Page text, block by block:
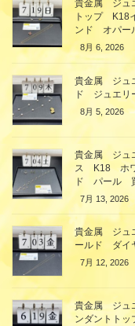
貴金属 ジュ
トップ K18
ンド オパー
8月 6, 2026
貴金属 ジュ
ド ジュエリ
8月 5, 2026
貴金属 ジュ
ス K18 ホ
ド パール
7月 13, 2026
貴金属 ジュ
ールド ダイ
7月 12, 2026
貴金属 ジュ
ンダントト